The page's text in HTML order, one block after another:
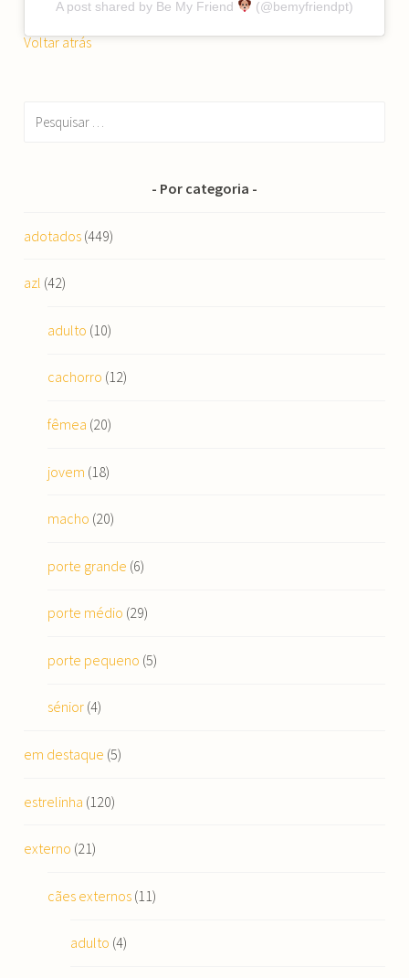
A post shared by Be My Friend (@bemyfriendpt)
Voltar atrás
Por categoria
adotados (449)
azl (42)
adulto (10)
cachorro (12)
fêmea (20)
jovem (18)
macho (20)
porte grande (6)
porte médio (29)
porte pequeno (5)
sénior(4)
em destaque (5)
estrelinha (120)
externo (21)
cães externos(11)
adulto (4)